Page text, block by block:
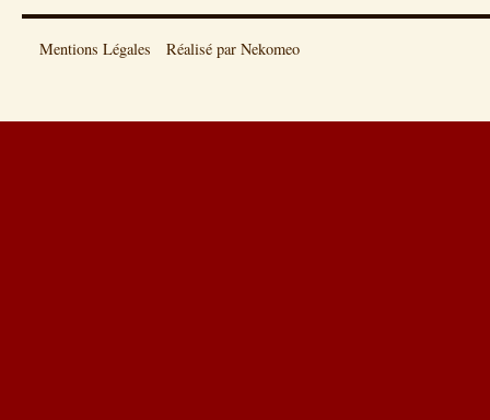
Mentions Légales Réalisé par Nekomeo